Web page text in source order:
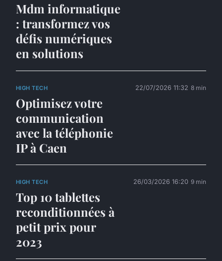
Mdm informatique
: transformez vos
défis numériques
en solutions
HIGH TECH
Optimisez votre
communication
avec la téléphonie
IP à Caen
22/07/2026 11:32 8 min
HIGH TECH
Top 10 tablettes
reconditionnées à
petit prix pour
2023
26/03/2026 16:20 9 min